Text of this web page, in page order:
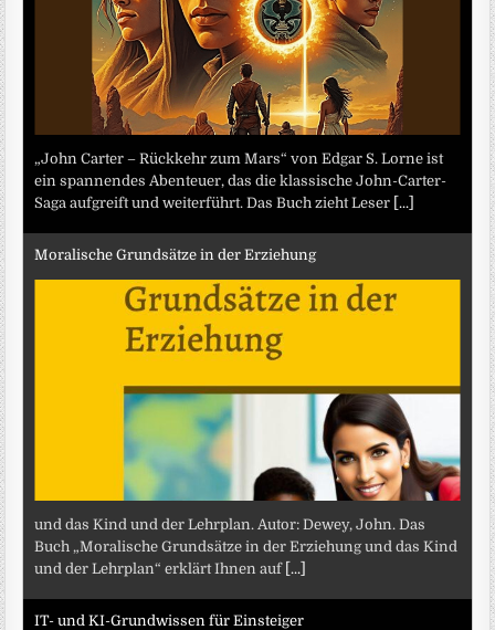
„John Carter – Rückkehr zum Mars“ von Edgar S. Lorne ist
ein spannendes Abenteuer, das die klassische John-Carter-
Saga aufgreift und weiterführt. Das Buch zieht Leser [...]
Moralische Grundsätze in der Erziehung
und das Kind und der Lehrplan. Autor: Dewey, John. Das
Buch „Moralische Grundsätze in der Erziehung und das Kind
und der Lehrplan“ erklärt Ihnen auf [...]
IT- und KI-Grundwissen für Einsteiger